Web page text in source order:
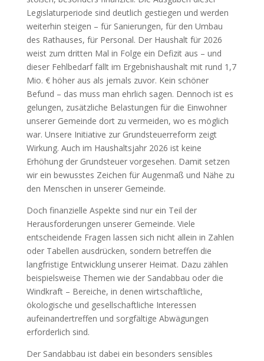
Legislaturperiode sind deutlich gestiegen und werden
weiterhin steigen – für Sanierungen, für den Umbau
des Rathauses, für Personal. Der Haushalt für 2026
weist zum dritten Mal in Folge ein Defizit aus – und
dieser Fehlbedarf fällt im Ergebnishaushalt mit rund 1,7
Mio. € höher aus als jemals zuvor. Kein schöner
Befund – das muss man ehrlich sagen. Dennoch ist es
gelungen, zusätzliche Belastungen für die Einwohner
unserer Gemeinde dort zu vermeiden, wo es möglich
war. Unsere Initiative zur Grundsteuerreform zeigt
Wirkung. Auch im Haushaltsjahr 2026 ist keine
Erhöhung der Grundsteuer vorgesehen. Damit setzen
wir ein bewusstes Zeichen für Augenmaß und Nähe zu
den Menschen in unserer Gemeinde.
Doch finanzielle Aspekte sind nur ein Teil der
Herausforderungen unserer Gemeinde. Viele
entscheidende Fragen lassen sich nicht allein in Zahlen
oder Tabellen ausdrücken, sondern betreffen die
langfristige Entwicklung unserer Heimat. Dazu zählen
beispielsweise Themen wie der Sandabbau oder die
Windkraft – Bereiche, in denen wirtschaftliche,
ökologische und gesellschaftliche Interessen
aufeinandertreffen und sorgfältige Abwägungen
erforderlich sind.
Der Sandabbau ist dabei ein besonders sensibles